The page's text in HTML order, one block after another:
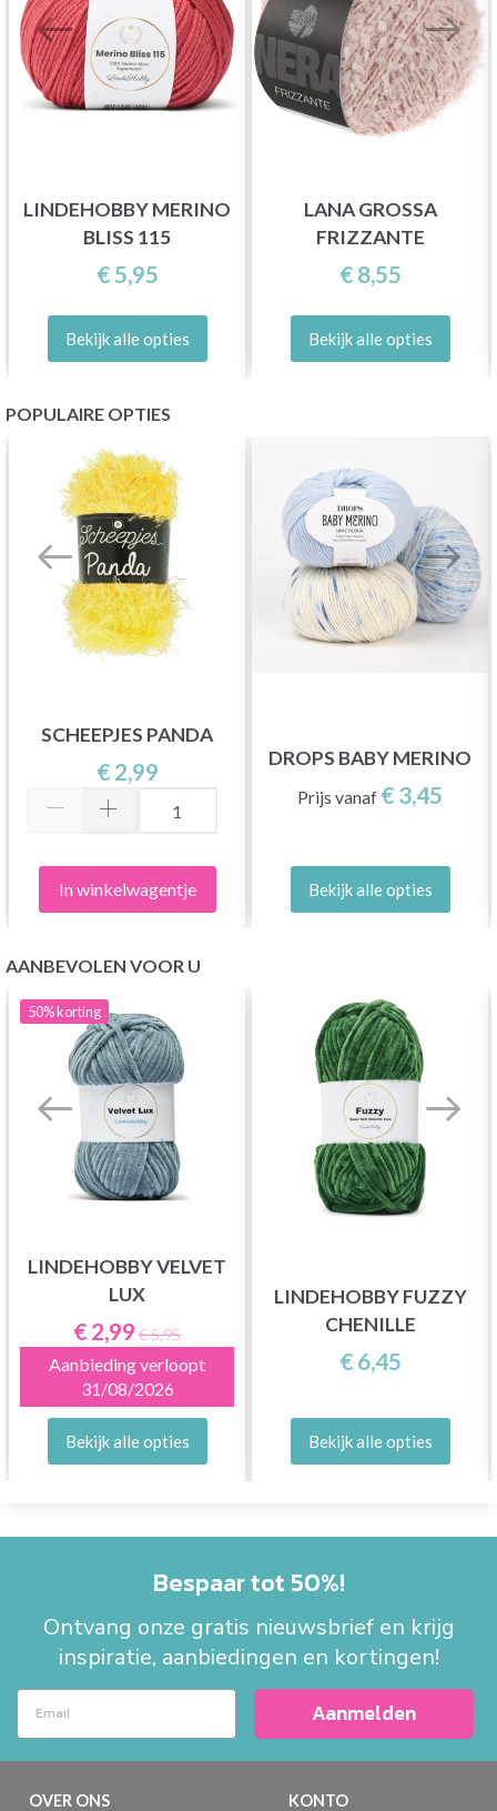
LINDEHOBBY MERINO
BLISS 115
€ 5,95
Bekijk alle opties
LANA GROSSA
FRIZZANTE
€ 8,55
Bekijk alle opties
POPULAIRE OPTIES
SCHEEPJES PANDA
€ 2,99
In winkelwagentje
DROPS BABY MERINO
Prijs vanaf € 3,45
Bekijk alle opties
AANBEVOLEN VOOR U
50%korting
LINDEHOBBY VELVET
LUX
€ 2,99 € 5,95
Aanbieding verloopt
31/08/2026
Bekijk alle opties
LINDEHOBBY FUZZY
CHENILLE
€ 6,45
Bekijk alle opties
Bespaar tot 50%!
Ontvang onze gratis nieuwsbrief en krijg
inspiratie, aanbiedingen en kortingen!
Aanmelden
OVER ONS KONTO